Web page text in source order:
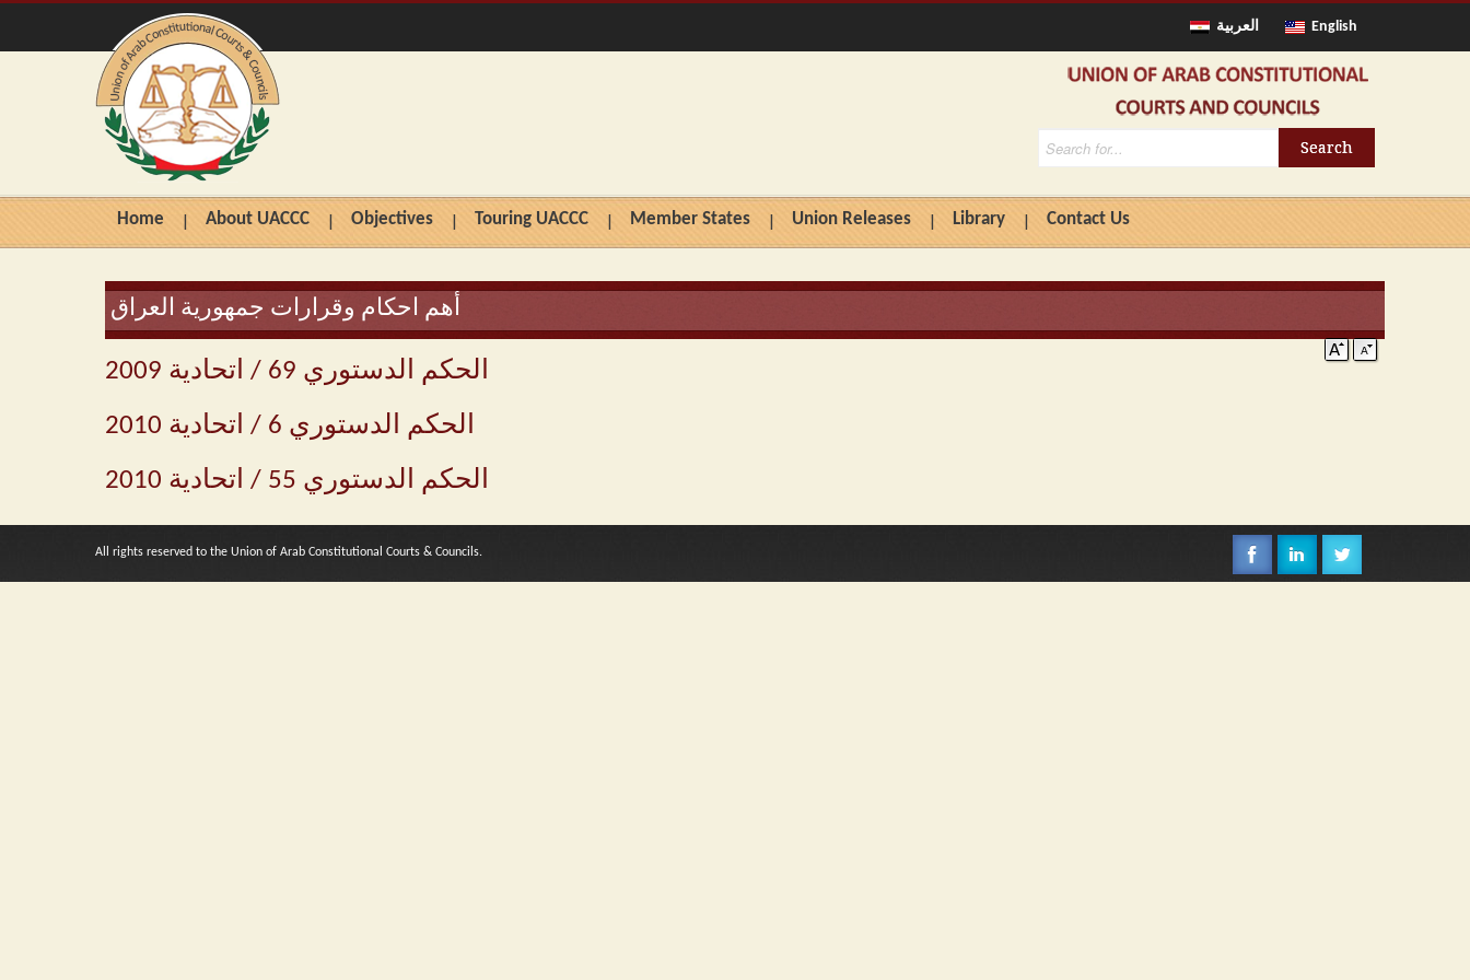
العربية English
Home About UACCC Objectives Touring UACCC Member States Union Releases Library Contact Us
أهم احكام وقرارات جمهورية العراق
الحكم الدستوري 69 / اتحادية 2009
الحكم الدستوري 6 / اتحادية 2010
الحكم الدستوري 55 / اتحادية 2010
All rights reserved to the Union of Arab Constitutional Courts & Councils.